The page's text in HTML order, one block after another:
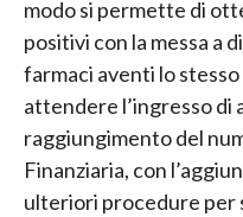
modo si permette di
positivi con la messa a
farmaci aventi lo
attendere l’ingresso di
raggiungimento del
Finanziaria, con
ulteriori procedure per